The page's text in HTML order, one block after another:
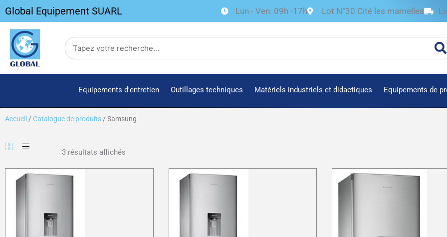
Aller
au
contenu
Global Equipement SUARL Lun - Ven: 09h -17h Lot N°30 Cité les mamelles
Search
Equipements d'entretien Outillages techniques Matériels industriels et didactiques Equipements de
Accueil / Catalogue de produits / Samsung
3 résultats affichés